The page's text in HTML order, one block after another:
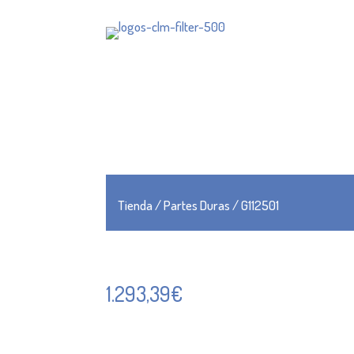
Tienda/Partes Duras/ G112501
1.293,39€